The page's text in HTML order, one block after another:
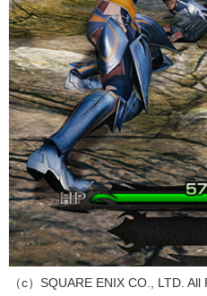
（c）SQUARE ENIX CO., LTD. All